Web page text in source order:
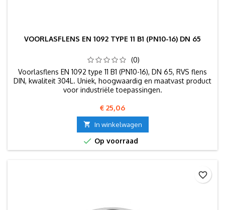
VOORLASFLENS EN 1092 TYPE 11 B1 (PN10-16) DN 65
(0)
Voorlasflens EN 1092 type 11 B1 (PN10-16), DN 65, RVS flens
DIN, kwaliteit 304L. Uniek, hoogwaardig en maatvast product
voor industriële toepassingen.
Prijs
€ 25,06
 In winkelwagen
 Op voorraad
favorite_border